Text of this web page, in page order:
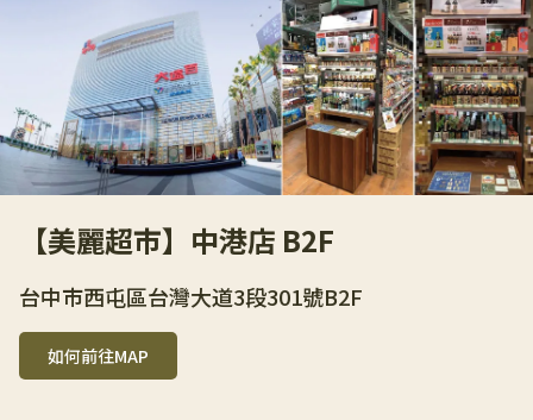
【美麗超市】中港店 B2F
台中市西屯區台灣大道3段301號B2F
如何前往MAP